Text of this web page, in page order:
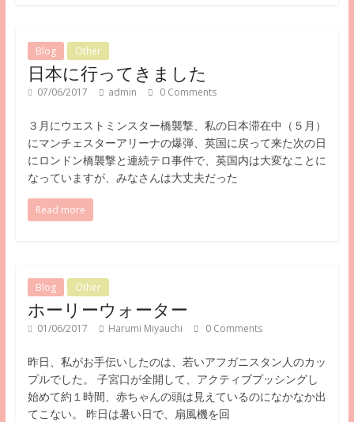
Blog Other
日本に行ってきました
07/06/2017 admin 0 Comments
３月にウエストミンスター橋襲撃、私の日本滞在中（５月）
にマンチェスターアリーナの爆弾、英国に戻って来た次の日
にロンドン橋襲撃と連続テロ事件で、英国内は大変なことに
なっていますが、みなさんは大丈夫だった
Read more
Blog Other
ホーリーウォーター
01/06/2017 Harumi Miyauchi 0 Comments
昨日、私がお手伝いしたのは、若いアフガニスタン人のカッ
プルでした。 子宮口が全開して、アクティブプッシングし
始めて約１時間、赤ちゃんの頭は見えているのになかなか出
てこない。 昨日は暑い日で、扇風機を回